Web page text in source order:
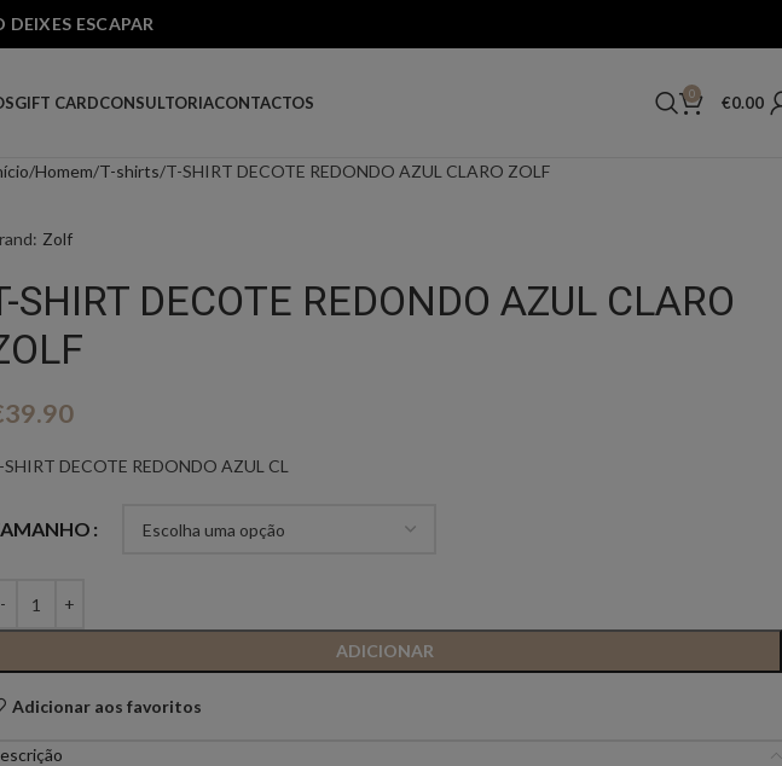
ESCAPAR
FERRACHE FLO&CLO FRACOMINA
GIFT CARDCONSULTORIACONTACTOS 0 €0.00
Homem T-shirts T-SHIRT DECOTE REDONDO AZUL CLARO ZOLF
Zolf
SHIRT DECOTE REDONDO AZUL CLARO
39.90
SHIRT DECOTE REDONDO AZUL CL
ADICIONAR
Adicionar aos favoritos